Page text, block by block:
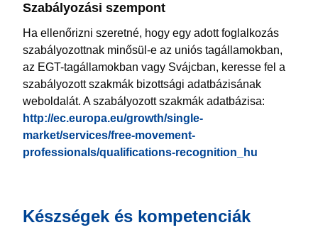
Szabályozási szempont
Ha ellenőrizni szeretné, hogy egy adott foglalkozás
szabályozottnak minősül-e az uniós tagállamokban,
az EGT-tagállamokban vagy Svájcban, keresse fel a
szabályozott szakmák bizottsági adatbázisának
weboldalát. A szabályozott szakmák adatbázisa:
http://ec.europa.eu/growth/single-
market/services/free-movement-
professionals/qualifications-recognition_hu
Készségek és kompetenciák